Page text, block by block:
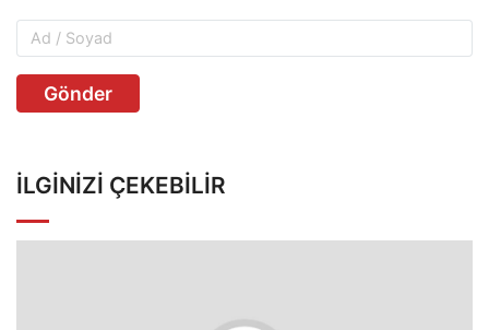
Gönder
İLGINIZI ÇEKEBILIR